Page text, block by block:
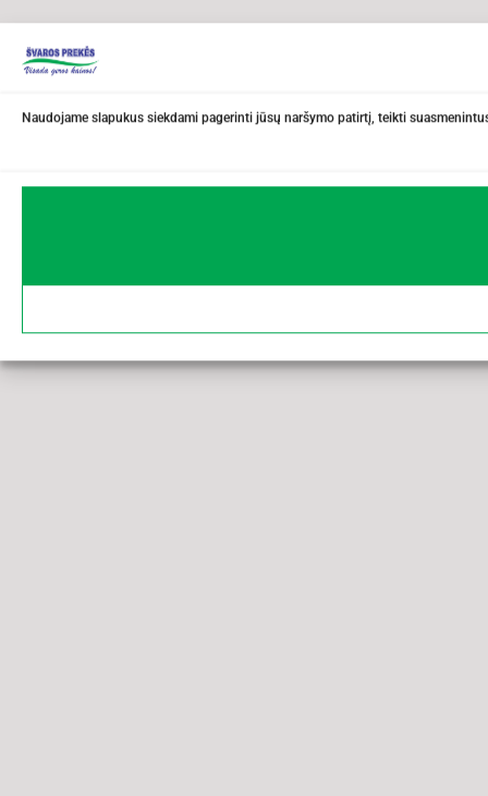
Naudojame slapukus siekdami pagerinti jūsų naršymo patirtį, teikti